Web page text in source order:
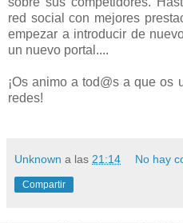
red social con mejores
empezar a introducir de
un nuevo portal....
¡Os animo a tod@s a que os
redes!
Unknown a las 21:14 No hay
Compartir